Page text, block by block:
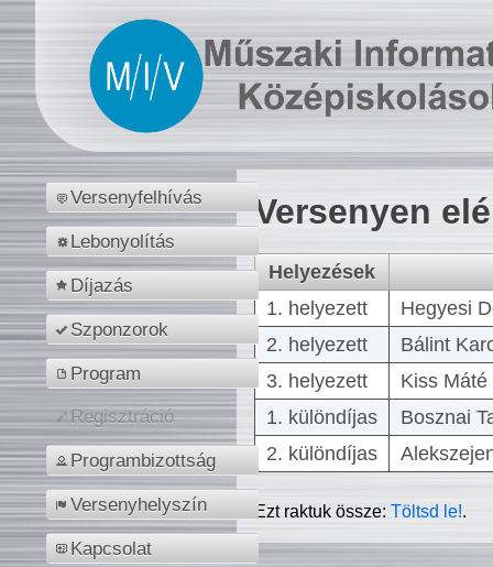
Versenyfelhívás
Lebonyolítás
Díjazás
Szponzorok
Program
Regisztráció
Programbizottság
Versenyhelyszín
Kapcsolat
Versenyen
Helyezések
1. helyezett
Hegyesi
2. helyezett
Bálint
3. helyezett
Kiss
1. különdíjas
Bosznai
2. különdíjas
Ezt raktuk össze:Töltsd le!.